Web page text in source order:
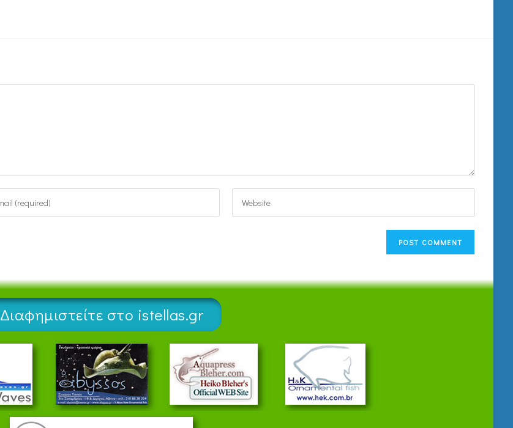
Διαφημιστείτε στο istellas.gr